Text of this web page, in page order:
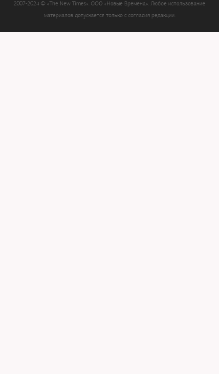
2007-2024 © «The New Times». ООО «Новые Времена». Любое использование
материалов допускается только с согласия редакции.